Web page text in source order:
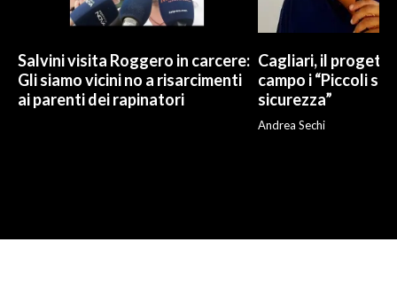
Salvini visita Roggero in carcere:
Gli siamo vicini no a risarcimenti
ai parenti dei rapinatori
Cagliari, il
campo i “Piccoli
sicurezza”
Andrea Sechi